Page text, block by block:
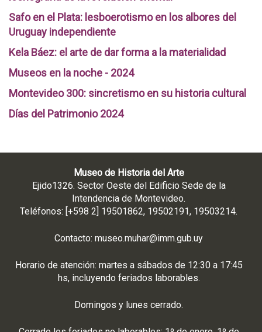
Safo en el Plata: lesboerotismo en los albores del
Uruguay independiente
Kela Báez: el arte de dar forma a la materialidad
Museos en la noche - 2024
Montevideo 300: sincretismo en su historia cultural
Días del Patrimonio 2024
Museo de Historia del Arte
Ejido1326. Sector Oeste del Edificio Sede de la
Intendencia de Montevideo.
Teléfonos: [+598 2] 19501862, 19502191, 19503214.
Contacto: museo.muhar@imm.gub.uy
Horario de atención: martes a sábados de 12:30 a 17:45
hs, incluyendo feriados laborables.
Domingos y lunes cerrado.